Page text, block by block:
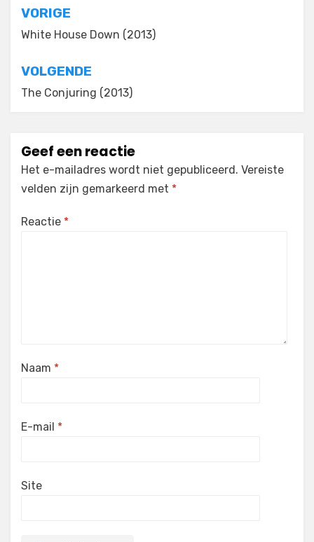
Bericht
navigatie
VORIGE
White House Down (2013)
VOLGENDE
The Conjuring (2013)
Geef een reactie
Het e-mailadres wordt niet gepubliceerd. Vereiste
velden zijn gemarkeerd met *
Reactie *
Naam *
E-mail *
Site